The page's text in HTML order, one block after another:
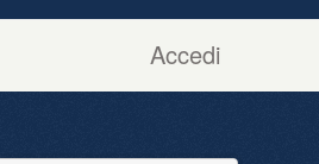
Accedi